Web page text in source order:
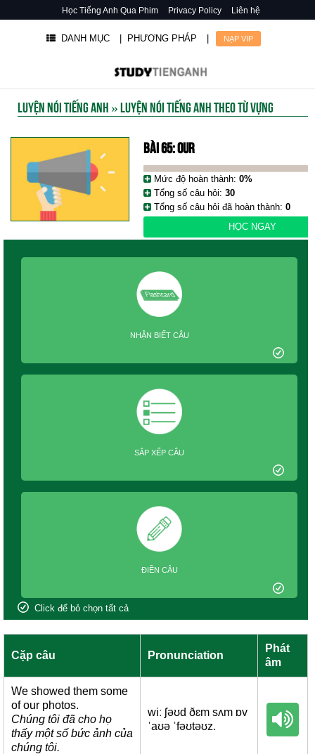
Học Tiếng Anh Qua Phim Privacy Policy Liên hệ
DANH MỤC | PHƯƠNG PHÁP NẠP VIP
LUYỆN NÓI TIẾNG ANH »LUYỆN NÓI TIẾNG ANH THEO TỪ VỰNG
BÀI 65: OUR
Mức độ hoàn thành:0%
Tổng số câu hỏi:30
Tổng số câu hỏi đã hoàn thành:0
HỌC NGAY
NHẬN BIẾT CÂU
SẮP XẾP CÂU
ĐIỀN CÂU
Click để bỏ chọn tất cả
Cặp câu Pronunciation
Phát
âm
We showed them some
of our photos.
Chúng tôi đã cho họ
thấy một số bức ảnh của
chúng tôi.
wiː ʃəʊd ðɛm sʌm ɒv
ˈaʊə ˈfəʊtəʊz.